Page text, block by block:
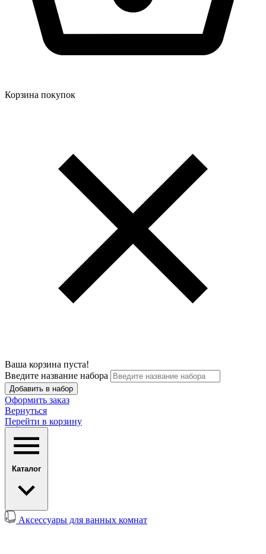
Корзина покупок
Ваша корзина пуста!
Введите название набора
Добавить в набор
Оформить заказ
Вернуться
Перейти в корзину
Каталог
Аксессуары для ванных комнат